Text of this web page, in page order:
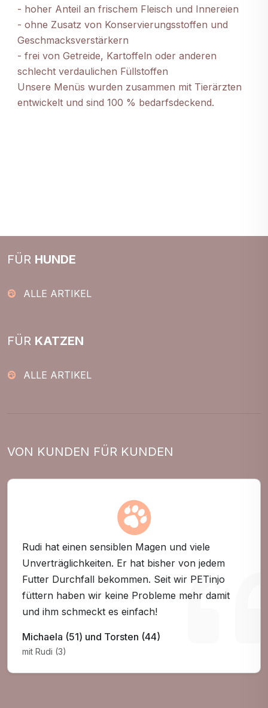
- hoher Anteil an frischem Fleisch und Innereien
- ohne Zusatz von Konservierungsstoffen und
Geschmacksverstärkern
- frei von Getreide, Kartoffeln oder anderen
schlecht verdaulichen Füllstoffen
Unsere Menüs wurden zusammen mit Tierärzten
entwickelt und sind 100 % bedarfsdeckend.
FÜR HUNDE
ALLE ARTIKEL
FÜR KATZEN
ALLE ARTIKEL
VON KUNDEN FÜR KUNDEN
Rudi hat einen sensiblen Magen und viele
Unverträglichkeiten. Er hat bisher von jedem
Futter Durchfall bekommen. Seit wir PETinjo
füttern haben wir keine Probleme mehr damit
und ihm schmeckt es einfach!
Michaela (51) und Torsten (44)
mit Rudi (3)